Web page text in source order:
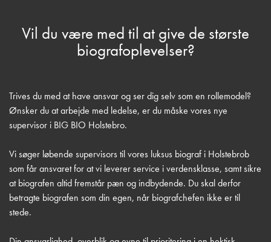
Vil du være med til at give de største
biografoplevelser?
Trives du med at have ansvar og ser dig selv som en rollemodel?
Ønsker du at arbejde med ledelse, er du måske vores nye
supervisor i BIG BIO Holstebro.
Vi søger løbende supervisors til vores luksus biograf i Holstebrob
som får ansvaret for at vi leverer service i verdensklasse, samt sikre
at biografen altid fremstår pæn og indbydende. Du skal derfor
betragte biografen som din egen, når biografchefen ikke er til
stede.